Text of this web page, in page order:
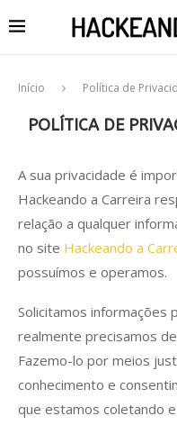
Início Política de
POLÍTICA DE
A sua privacidade é
Hackeando a Carreira
relação a qualquer
no site Hackeando a
possuímos e operamos.
Solicitamos informações
realmente precisamos
Fazemo-lo por meios
conhecimento e
que estamos coletando